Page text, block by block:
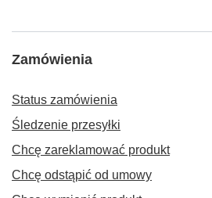
Zamówienia
Status zamówienia
Śledzenie przesyłki
Chcę zareklamować produkt
Chcę odstąpić od umowy